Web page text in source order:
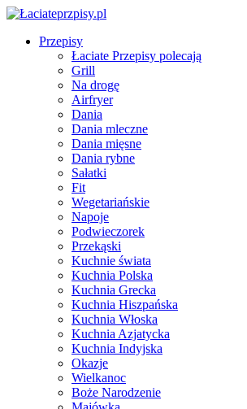
Przepisy
Łaciate Przepisy polecają
Grill
Na drogę
Airfryer
Dania
Dania mleczne
Dania mięsne
Dania rybne
Sałatki
Fit
Wegetariańskie
Napoje
Podwieczorek
Przekąski
Kuchnie świata
Kuchnia Polska
Kuchnia Grecka
Kuchnia Hiszpańska
Kuchnia Włoska
Kuchnia Azjatycka
Kuchnia Indyjska
Okazje
Wielkanoc
Boże Narodzenie